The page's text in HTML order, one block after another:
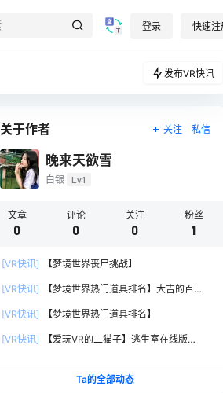
登录 快速注
发布VR快讯
关于作者 关注 私信
晚来天欲雪
白银 Lv1
文章
0
评论
0
关注
0
粉丝
1
[VR快讯] 【梦境世界丧尸挑战】
[VR快讯]
【梦境世界热门道具排名】大吉的百宝
[VR快讯]
【梦境世界热门道具排名】
[VR快讯]
【爱玩VR的二猫子】逃生室在线版
Ta的全部动态